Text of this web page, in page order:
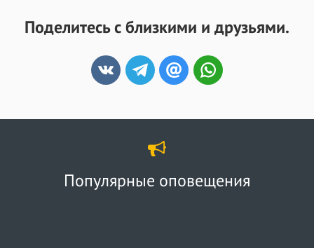
Поделитесь с близкими и друзьями.
Популярные оповещения